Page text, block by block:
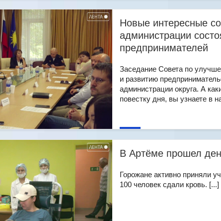
Новые интересные
администрации
предпринимателей
Заседание Совета по
и развитию
администрации округа. А
повестку дня, вы узнаете в
В Артёме прошел
Горожане активно приняли
100 человек сдали кровь. [...]